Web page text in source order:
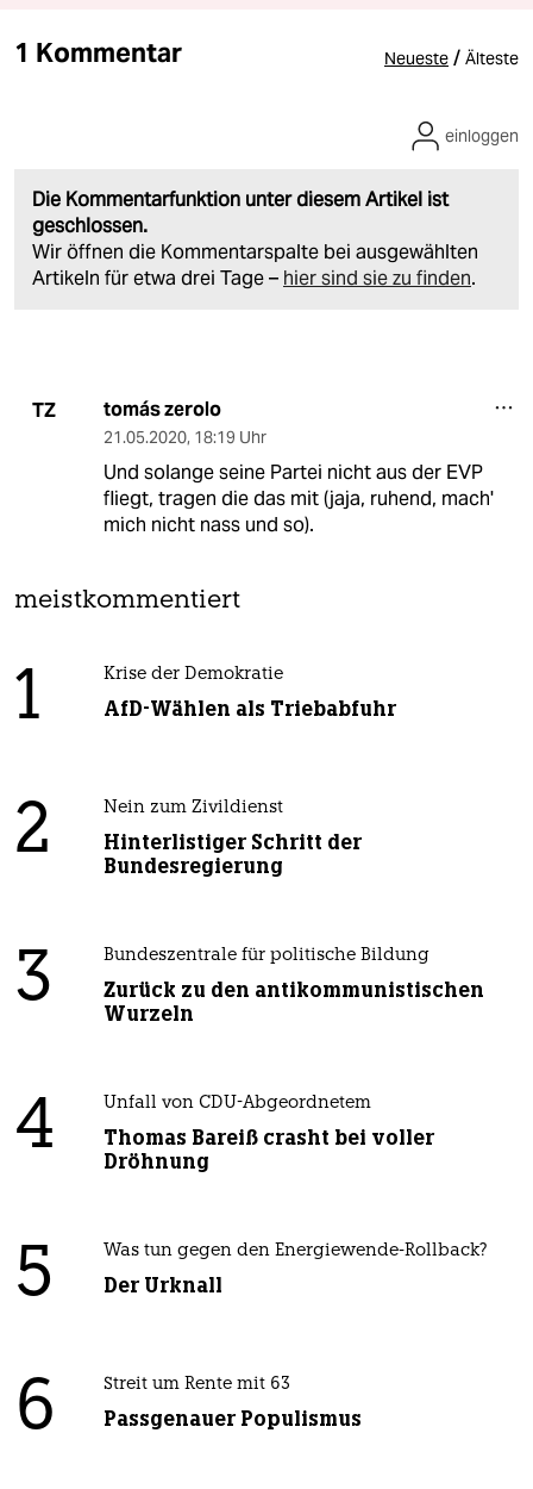
1 Kommentar Neueste / Älteste
Die Kommentarfunktion unter diesem Artikel ist
geschlossen.
Wir öffnen die Kommentarspalte bei ausgewählten
Artikeln für etwa drei Tage – hier sind sie zu finden.
einloggen
TZ tomás zerolo
21.05.2020, 18:19 Uhr
Und solange seine Partei nicht aus der EVP
fliegt, tragen die das mit (jaja, ruhend, mach'
mich nicht nass und so).
meistkommentiert
1 Krise der Demokratie
AfD-Wählen als Triebabfuhr
2 Nein zum Zivildienst
Hinterlistiger Schritt der
Bundesregierung
3 Bundeszentrale für politische Bildung
Zurück zu den antikommunistischen
Wurzeln
4 Unfall von CDU-Abgeordnetem
Thomas Bareiß crasht bei voller
Dröhnung
5 Was tun gegen den Energiewende-Rollback?
Der Urknall
6 Streit um Rente mit 63
Passgenauer Populismus